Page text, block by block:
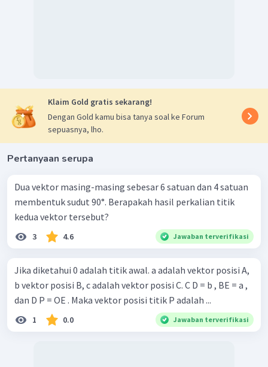
Klaim Gold gratis sekarang!
Dengan Gold kamu bisa tanya soal ke Forum
sepuasnya, lho.
Pertanyaan serupa
Dua vektor masing-masing sebesar 6 satuan dan 4 satuan
membentuk sudut 90°. Berapakah hasil perkalian titik
kedua vektor tersebut?
3 4.6 Jawaban terverifikasi
Jika diketahui 0 adalah titik awal. a adalah vektor posisi A,
b vektor posisi B, c adalah vektor posisi C. C D = b , BE = a ,
dan D P = OE . Maka vektor posisi titik P adalah ...
1 0.0 Jawaban terverifikasi